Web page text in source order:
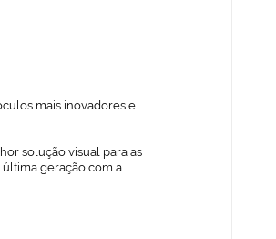
mais inovadores e
solução visual para as
geração com a